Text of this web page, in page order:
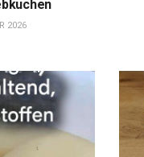
2026